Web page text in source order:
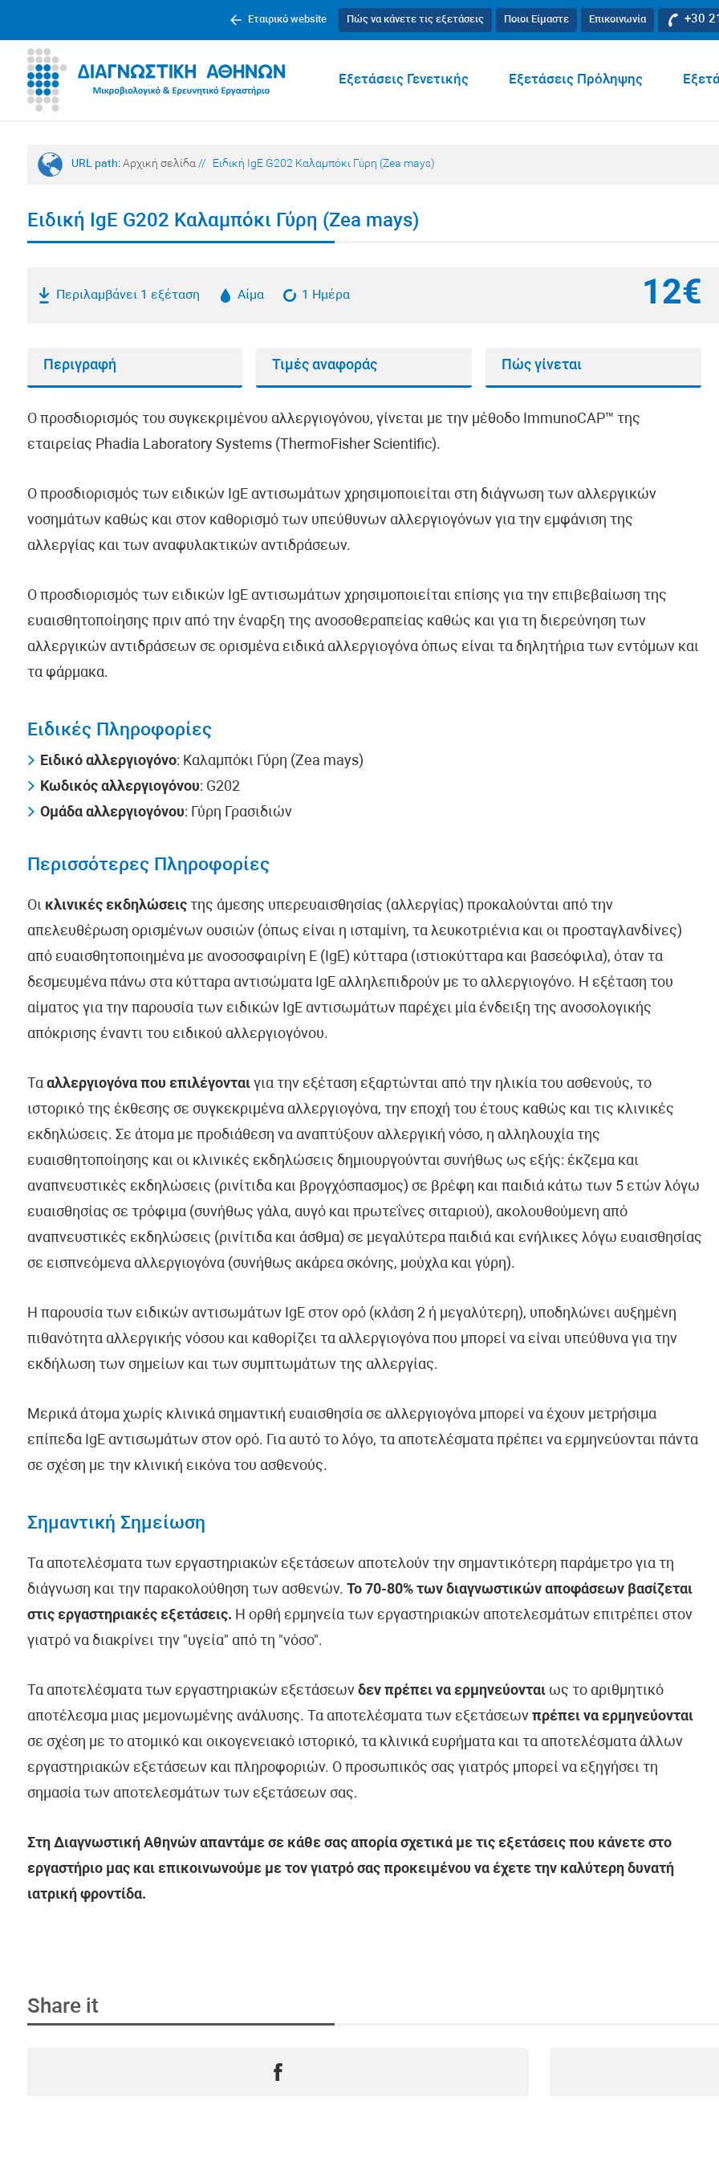
+30
Επικοινωνία
Ποιοι Είμαστε
Πώς να κάνετε τις εξετάσεις
Εταιρικό website
Εξετάσεις Πρόληψης
Εξετάσεις Γενετικής
URL path: Αρχική σελίδα // Ειδική IgE G202 Καλαμπόκι Γύρη (Zea mays)
Ειδική IgE G202 Καλαμπόκι Γύρη (Zea mays)
Περιλαμβάνει 1 εξέταση Αίμα 1 Ημέρα 12€
Περιγραφή Τιμές αναφοράς Πώς γίνεται
Ο προσδιορισμός του συγκεκριμένου αλλεργιογόνου, γίνεται με την μέθοδο ImmunoCAP™ της
εταιρείας Phadia Laboratory Systems (ThermoFisher Scientific).
Ο προσδιορισμός των ειδικών IgE αντισωμάτων χρησιμοποιείται στη διάγνωση των αλλεργικών
νοσημάτων καθώς και στον καθορισμό των υπεύθυνων αλλεργιογόνων για την εμφάνιση της
αλλεργίας και των αναφυλακτικών αντιδράσεων.
Ο προσδιορισμός των ειδικών IgE αντισωμάτων χρησιμοποιείται επίσης για την επιβεβαίωση της
ευαισθητοποίησης πριν από την έναρξη της ανοσοθεραπείας καθώς και για τη διερεύνηση των
αλλεργικών αντιδράσεων σε ορισμένα ειδικά αλλεργιογόνα όπως είναι τα δηλητήρια των εντόμων και
τα φάρμακα.
Ειδικές Πληροφορίες
Ειδικό αλλεργιογόνο: Καλαμπόκι Γύρη (Zea mays)
Κωδικός αλλεργιογόνου: G202
Ομάδα αλλεργιογόνου: Γύρη Γρασιδιών
Περισσότερες Πληροφορίες
Οι κλινικές εκδηλώσειςτης άμεσης υπερευαισθησίας (αλλεργίας) προκαλούνται από την
απελευθέρωση ορισμένων ουσιών (όπως είναι η ισταμίνη, τα λευκοτριένια και οι προσταγλανδίνες)
από ευαισθητοποιημένα με ανοσοσφαιρίνη Ε (IgE) κύτταρα (ιστιοκύτταρα και βασεόφιλα), όταν τα
δεσμευμένα πάνω στα κύτταρα αντισώματα IgE αλληλεπιδρούν με το αλλεργιογόνο. Η εξέταση του
αίματος για την παρουσία των ειδικών IgE αντισωμάτων παρέχει μία ένδειξη της ανοσολογικής
απόκρισης έναντι του ειδικού αλλεργιογόνου.
Τα αλλεργιογόνα που επιλέγονταιγια την εξέταση εξαρτώνται από την ηλικία του ασθενούς, το
ιστορικό της έκθεσης σε συγκεκριμένα αλλεργιογόνα, την εποχή του έτους καθώς και τις κλινικές
εκδηλώσεις. Σε άτομα με προδιάθεση να αναπτύξουν αλλεργική νόσο, η αλληλουχία της
ευαισθητοποίησης και οι κλινικές εκδηλώσεις δημιουργούνται συνήθως ως εξής: έκζεμα και
αναπνευστικές εκδηλώσεις (ρινίτιδα και βρογχόσπασμος) σε βρέφη και παιδιά κάτω των 5 ετών λόγω
ευαισθησίας σε τρόφιμα (συνήθως γάλα, αυγό και πρωτεΐνες σιταριού), ακολουθούμενη από
αναπνευστικές εκδηλώσεις (ρινίτιδα και άσθμα) σε μεγαλύτερα παιδιά και ενήλικες λόγω ευαισθησίας
σε εισπνεόμενα αλλεργιογόνα (συνήθως ακάρεα σκόνης, μούχλα και γύρη).
Η παρουσία των ειδικών αντισωμάτων IgE στον ορό (κλάση 2 ή μεγαλύτερη), υποδηλώνει αυξημένη
πιθανότητα αλλεργικής νόσου και καθορίζει τα αλλεργιογόνα που μπορεί να είναι υπεύθυνα για την
εκδήλωση των σημείων και των συμπτωμάτων της αλλεργίας.
Μερικά άτομα χωρίς κλινικά σημαντική ευαισθησία σε αλλεργιογόνα μπορεί να έχουν μετρήσιμα
επίπεδα IgE αντισωμάτων στον ορό. Για αυτό το λόγο, τα αποτελέσματα πρέπει να ερμηνεύονται πάντα
σε σχέση με την κλινική εικόνα του ασθενούς.
Σημαντική Σημείωση
Τα αποτελέσματα των εργαστηριακών εξετάσεων αποτελούν την σημαντικότερη παράμετρο για τη
διάγνωση και την παρακολούθηση των ασθενών. Το 70-80% των διαγνωστικών αποφάσεων βασίζεται
στις εργαστηριακές εξετάσεις. Η ορθή ερμηνεία των εργαστηριακών αποτελεσμάτων επιτρέπει στον
γιατρό να διακρίνει την "υγεία" από τη "νόσο".
Τα αποτελέσματα των εργαστηριακών εξετάσεων δεν πρέπει να ερμηνεύονταιως το αριθμητικό
αποτέλεσμα μιας μεμονωμένης ανάλυσης. Τα αποτελέσματα των εξετάσεων πρέπει να ερμηνεύονται
σε σχέση με το ατομικό και οικογενειακό ιστορικό, τα κλινικά ευρήματα και τα αποτελέσματα άλλων
εργαστηριακών εξετάσεων και πληροφοριών. Ο προσωπικός σας γιατρός μπορεί να εξηγήσει τη
σημασία των αποτελεσμάτων των εξετάσεων σας.
Στη Διαγνωστική Αθηνών απαντάμε σε κάθε σας απορία σχετικά με τις εξετάσεις που κάνετε στο
εργαστήριο μας και επικοινωνούμε με τον γιατρό σας προκειμένου να έχετε την καλύτερη δυνατή
ιατρική φροντίδα.
Share it